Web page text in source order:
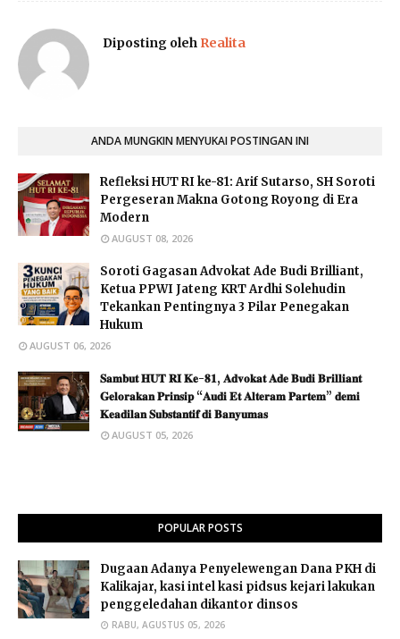
Diposting oleh Realita
ANDA MUNGKIN MENYUKAI POSTINGAN INI
Refleksi HUT RI ke-81: Arif Sutarso, SH Soroti
Pergeseran Makna Gotong Royong di Era
Modern
AUGUST 08, 2026
Soroti Gagasan Advokat Ade Budi Brilliant,
Ketua PPWI Jateng KRT Ardhi Solehudin
Tekankan Pentingnya 3 Pilar Penegakan
Hukum
AUGUST 06, 2026
𝐒𝐚𝐦𝐛𝐮𝐭 𝐇𝐔𝐓 𝐑𝐈 𝐊𝐞-𝟖𝟏, 𝐀𝐝𝐯𝐨𝐤𝐚𝐭 𝐀𝐝𝐞 𝐁𝐮𝐝𝐢 𝐁𝐫𝐢𝐥𝐥𝐢𝐚𝐧𝐭
𝐆𝐞𝐥𝐨𝐫𝐚𝐤𝐚𝐧 𝐏𝐫𝐢𝐧𝐬𝐢𝐩 “𝐀𝐮𝐝𝐢 𝐄𝐭 𝐀𝐥𝐭𝐞𝐫𝐚𝐦 𝐏𝐚𝐫𝐭𝐞𝐦” 𝐝𝐞𝐦𝐢
𝐊𝐞𝐚𝐝𝐢𝐥𝐚𝐧 𝐒𝐮𝐛𝐬𝐭𝐚𝐧𝐭𝐢𝐟 𝐝𝐢 𝐁𝐚𝐧𝐲𝐮𝐦𝐚𝐬
AUGUST 05, 2026
POPULAR POSTS
Dugaan Adanya Penyelewengan Dana PKH di
Kalikajar, kasi intel kasi pidsus kejari lakukan
penggeledahan dikantor dinsos
RABU, AGUSTUS 05, 2026